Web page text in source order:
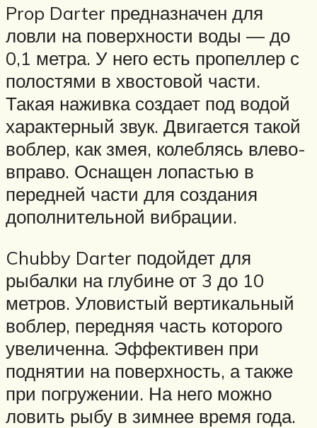
Prop Darter предназначен для
ловли на поверхности воды — до
0,1 метра. У него есть пропеллер с
полостями в хвостовой части.
Такая наживка создает под водой
характерный звук. Двигается такой
воблер, как змея, колеблясь влево-
вправо. Оснащен лопастью в
передней части для создания
дополнительной вибрации.
Chubby Darter подойдет для
рыбалки на глубине от 3 до 10
метров. Уловистый вертикальный
воблер, передняя часть которого
увеличенна. Эффективен при
поднятии на поверхность, а также
при погружении. На него можно
ловить рыбу в зимнее время года.